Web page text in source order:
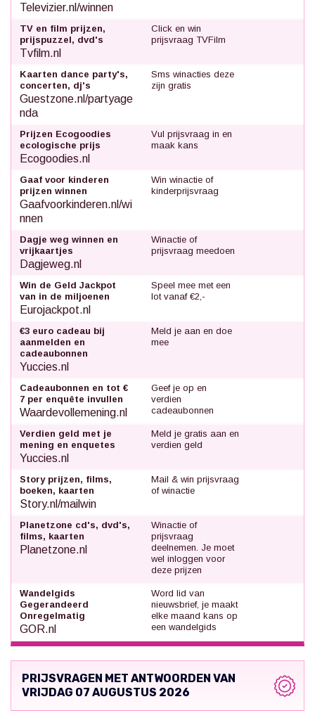
Televizier.nl/winnen
TV en film prijzen,
prijspuzzel, dvd's
Tvfilm.nl
Click en win
prijsvraag TVFilm
Kaarten dance party's,
concerten, dj's
Guestzone.nl/partyage
nda
Sms winacties deze
zijn gratis
Prijzen Ecogoodies
ecologische prijs
Ecogoodies.nl
Vul prijsvraag in en
maak kans
Gaaf voor kinderen
prijzen winnen
Gaafvoorkinderen.nl/wi
nnen
Win winactie of
kinderprijsvraag
Dagje weg winnen en
vrijkaartjes
Dagjeweg.nl
Winactie of
prijsvraag meedoen
Win de Geld Jackpot
van in de miljoenen
Eurojackpot.nl
Speel mee met een
lot vanaf €2,-
€3 euro cadeau bij
aanmelden en
cadeaubonnen
Yuccies.nl
Meld je aan en doe
mee
Cadeaubonnen en tot €
7 per enquête invullen
Waardevollemening.nl
Geef je op en
verdien
cadeaubonnen
Verdien geld met je
mening en enquetes
Yuccies.nl
Meld je gratis aan en
verdien geld
Story prijzen, films,
boeken, kaarten
Story.nl/mailwin
Mail & win prijsvraag
of winactie
Planetzone cd's, dvd's,
films, kaarten
Planetzone.nl
Winactie of
prijsvraag
deelnemen. Je moet
wel inloggen voor
deze prijzen
Wandelgids
Gegerandeerd
Onregelmatig
GOR.nl
Word lid van
nieuwsbrief, je maakt
elke maand kans op
een wandelgids
PRIJSVRAGEN MET ANTWOORDEN VAN
VRIJDAG 07 AUGUSTUS 2026